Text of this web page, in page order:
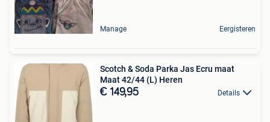
Manage Eergisteren
Scotch & Soda Parka Jas Ecru maat
Maat 42/44 (L) Heren
€ 149,95 Details